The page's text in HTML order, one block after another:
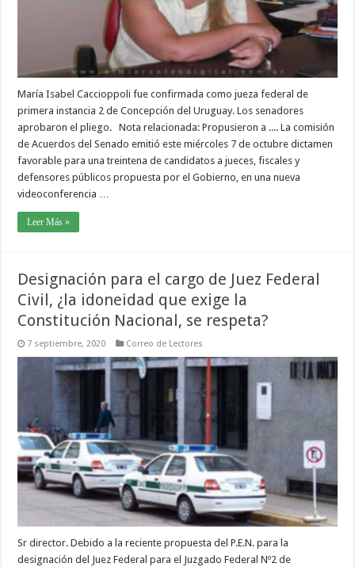
María Isabel Caccioppoli fue confirmada como jueza federal de
primera instancia 2 de Concepción del Uruguay. Los senadores
aprobaron el pliego. Nota relacionada: Propusieron a .... La comisión
de Acuerdos del Senado emitió este miércoles 7 de octubre dictamen
favorable para una treintena de candidatos a jueces, fiscales y
defensores públicos propuesta por el Gobierno, en una nueva
videoconferencia …
Leer Más »
Designación para el cargo de Juez Federal
Civil, ¿la idoneidad que exige la
Constitución Nacional, se respeta?
7 septiembre, 2020 Correo de Lectores
Sr director. Debido a la reciente propuesta del P.E.N. para la
designación del Juez Federal para el Juzgado Federal Nº2 de